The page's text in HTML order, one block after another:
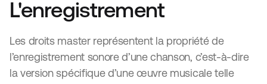
L'enregistrement
Les droits master représentent la propriété de
l’enregistrement sonore d’une chanson, c’est-à-dire
la version spécifique d’une œuvre musicale telle